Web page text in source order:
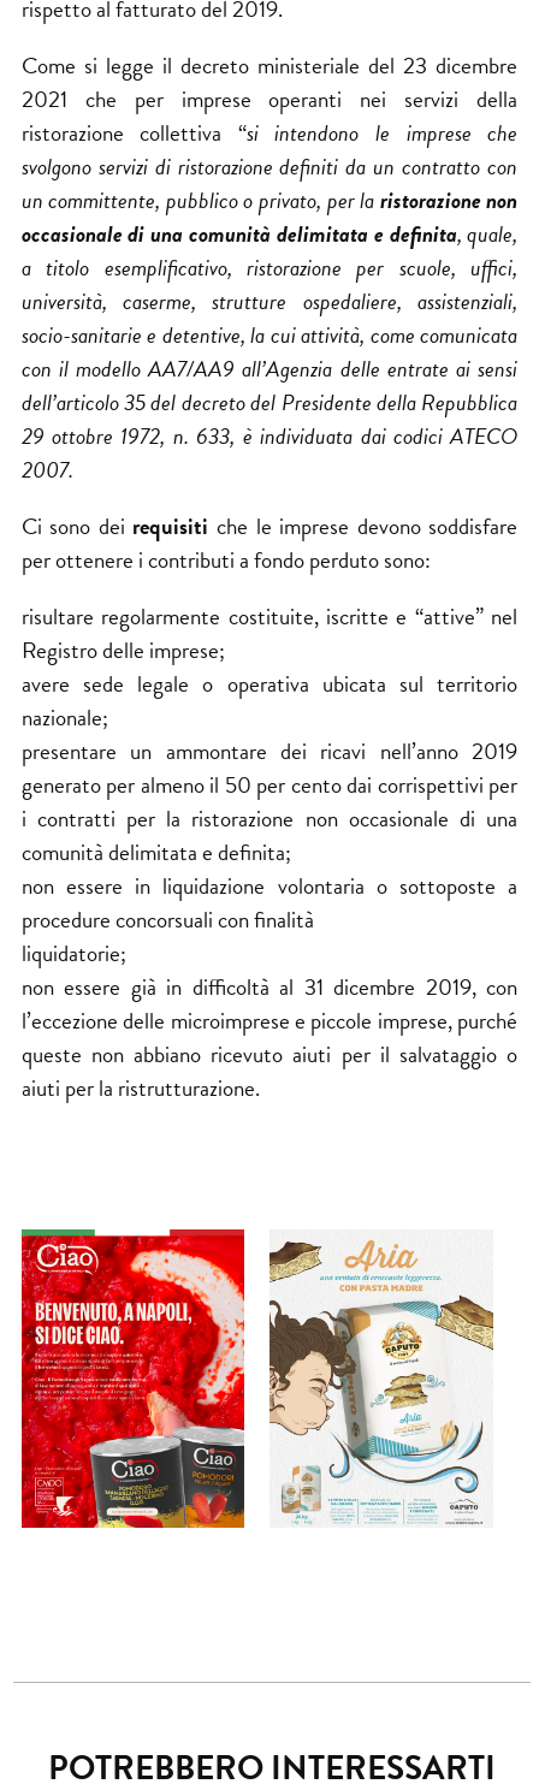
rispetto al fatturato del 2019.
Come si legge il decreto ministeriale del 23 dicembre
2021 che per imprese operanti nei servizi della
ristorazione collettiva “si intendono le imprese che
svolgono servizi di ristorazione definiti da un contratto con
un committente, pubblico o privato, per laristorazione non
occasionale di una comunità delimitata e definita, quale,
a titolo esemplificativo, ristorazione per scuole, uffici,
università, caserme, strutture ospedaliere, assistenziali,
socio-sanitarie e detentive, la cui attività, come comunicata
con il modello AA7/AA9 all’Agenzia delle entrate ai sensi
dell’articolo 35 del decreto del Presidente della Repubblica
29 ottobre 1972, n. 633, è individuata dai codici ATECO
2007.
Ci sono dei requisiti che le imprese devono soddisfare
per ottenere i contributi a fondo perduto sono:
risultare regolarmente costituite, iscritte e “attive” nel
Registro delle imprese;
avere sede legale o operativa ubicata sul territorio
nazionale;
presentare un ammontare dei ricavi nell’anno 2019
generato per almeno il 50 per cento dai corrispettivi per
i contratti per la ristorazione non occasionale di una
comunità delimitata e definita;
non essere in liquidazione volontaria o sottoposte a
procedure concorsuali con finalità
liquidatorie;
non essere già in difficoltà al 31 dicembre 2019, con
l’eccezione delle microimprese e piccole imprese, purché
queste non abbiano ricevuto aiuti per il salvataggio o
aiuti per la ristrutturazione.
POTREBBERO INTERESSARTI